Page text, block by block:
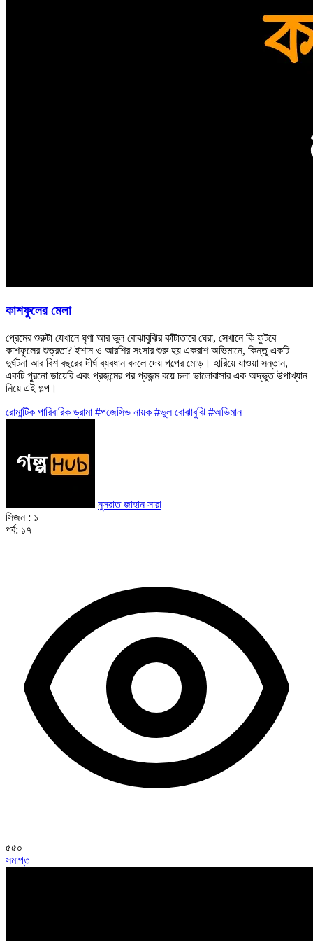
কাশফুলের মেলা
প্রেমের শুরুটা যেখানে ঘৃণা আর ভুল বোঝাবুঝির কাঁটাতারে ঘেরা, সেখানে কি ফুটবে
কাশফুলের শুভ্রতা? ইশান ও আরশির সংসার শুরু হয় একরাশ অভিমানে, কিন্তু একটি
দুর্ঘটনা আর বিশ বছরের দীর্ঘ ব্যবধান বদলে দেয় গল্পের মোড়। হারিয়ে যাওয়া সন্তান,
একটি পুরনো ডায়েরি এবং প্রজন্মের পর প্রজন্ম বয়ে চলা ভালোবাসার এক অদ্ভুত উপাখ্যান
নিয়ে এই গল্প।
রোমান্টিক পারিবারিকড্রামা #পজেসিভ নায়ক #ভুল বোঝাবুঝি #অভিমান
নুসরাত জাহান সারা
সিজন : ১
পর্ব: ১৭
৫৫০
সমাপ্ত